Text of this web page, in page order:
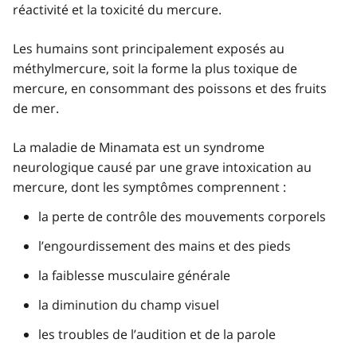
réactivité et la toxicité du mercure.
Les humains sont principalement exposés au
méthylmercure, soit la forme la plus toxique de
mercure, en consommant des poissons et des fruits
de mer.
La maladie de Minamata est un syndrome
neurologique causé par une grave intoxication au
mercure, dont les symptômes comprennent :
la perte de contrôle des mouvements corporels
l’engourdissement des mains et des pieds
la faiblesse musculaire générale
la diminution du champ visuel
les troubles de l’audition et de la parole